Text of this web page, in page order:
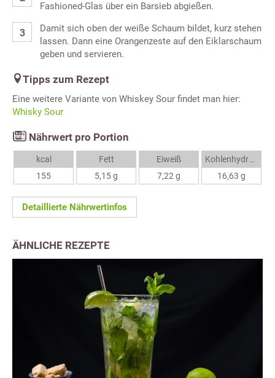
Fashioned-Glas über ein Barsieb abgießen.
Damit sich oben der weiße Schaum bildet, kurz stehen
lassen. Dann eine Orangenzeste auf den Eiklarschaum
geben und servieren.
Tipps zum Rezept
Eine weitere Variante von Whiskey Sour findet man hier:
Whisky Sour
Nährwert pro Portion
kcal
155
Fett
5,15 g
Eiweiß
7,22 g
Kohlenhydrate
16,63 g
Detaillierte Nährwertinfos
ÄHNLICHE REZEPTE